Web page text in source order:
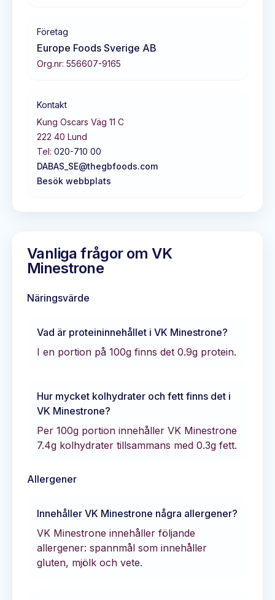
Företag
Europe Foods Sverige AB
Org.nr: 556607-9165
Kontakt
Kung Oscars Väg 11 C
222 40 Lund
Tel: 020-710 00
DABAS_SE@thegbfoods.com
Besök webbplats
Vanliga frågor omVK
Minestrone
Näringsvärde
Vad är proteininnehållet i VK Minestrone?
I en portion på 100g finns det 0.9g protein.
Hur mycket kolhydrater och fett finns det i
VK Minestrone?
Per 100g portion innehåller VK Minestrone
7.4g kolhydrater tillsammans med 0.3g fett.
Allergener
Innehåller VK Minestrone några allergener?
VK Minestrone innehåller följande
allergener: spannmål som innehåller
gluten, mjölk och vete.